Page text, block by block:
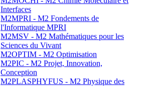
Interfaces
M2MPRI - M2 Fondements de
l'Informatique MPRI
M2MSV - M2 Mathématiques pour les
Sciences du Vivant
M2OPTIM - M2 Optimisation
M2PIC - M2 Projet, Innovation,
Conception
M2PLASPHYFUS - M2 Physique des